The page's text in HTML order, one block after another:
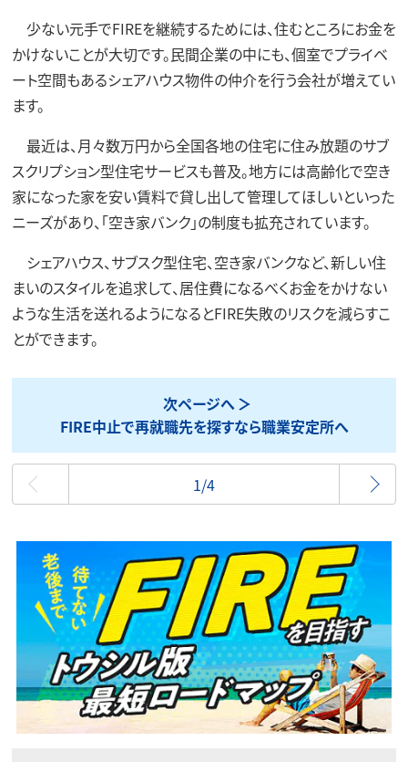
少ない元手でFIREを継続するためには、住むところにお金を
かけないことが大切です。民間企業の中にも、個室でプライベ
ート空間もあるシェアハウス物件の仲介を行う会社が増えてい
ます。
最近は、月々数万円から全国各地の住宅に住み放題のサブ
スクリプション型住宅サービスも普及。地方には高齢化で空き
家になった家を安い賃料で貸し出して管理してほしいといった
ニーズがあり、「空き家バンク」の制度も拡充されています。
シェアハウス、サブスク型住宅、空き家バンクなど、新しい住
まいのスタイルを追求して、居住費になるべくお金をかけない
ような生活を送れるようになるとFIRE失敗のリスクを減らすこ
とができます。
次ページへ
FIRE中止で再就職先を探すなら職業安定所へ
最初
1/4